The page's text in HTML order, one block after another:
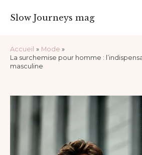
Slow Journeys mag
Accueil
Mode
La surchemise pour homme :
masculine
des
articles